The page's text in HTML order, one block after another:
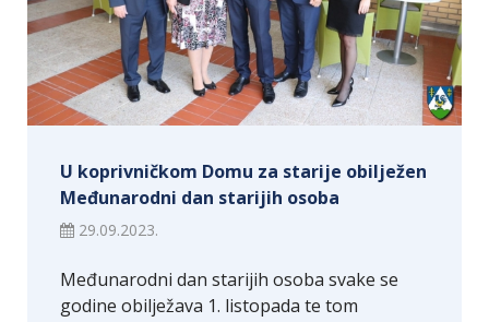
U koprivničkom Domu za starije obilježen
Međunarodni dan starijih osoba
29.09.2023.
Međunarodni dan starijih osoba svake se
godine obilježava 1. listopada te tom